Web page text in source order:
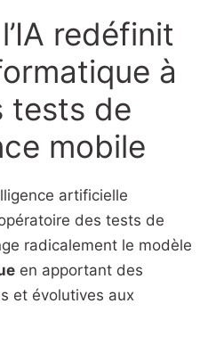
redéfinit
à
tests de
mobile
artificielle
des tests de
radicalement le modèle
en apportant des
et évolutives aux